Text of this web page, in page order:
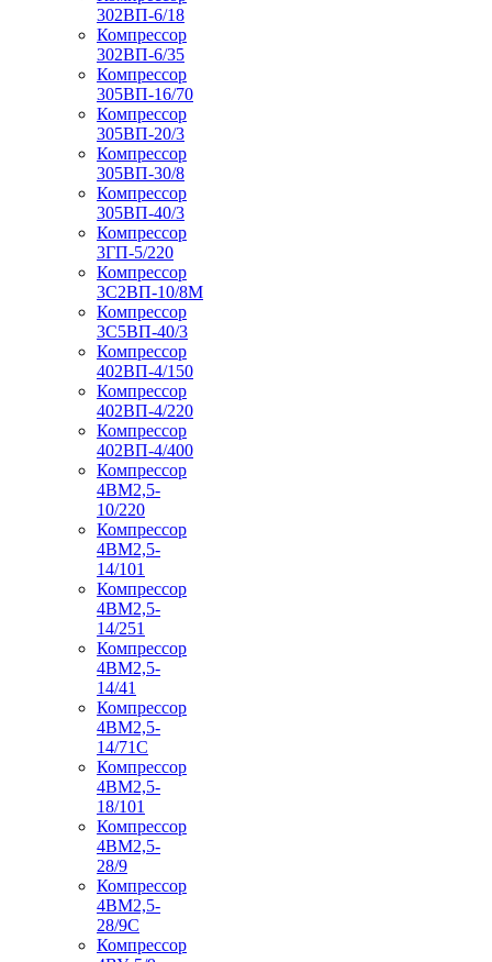
302ВП-6/18
Компрессор
302ВП-6/35
Компрессор
305ВП-16/70
Компрессор
305ВП-20/3
Компрессор
305ВП-30/8
Компрессор
305ВП-40/3
Компрессор
3ГП-5/220
Компрессор
3С2ВП-10/8М
Компрессор
3С5ВП-40/3
Компрессор
402ВП-4/150
Компрессор
402ВП-4/220
Компрессор
402ВП-4/400
Компрессор
4ВМ2,5-
10/220
Компрессор
4ВМ2,5-
14/101
Компрессор
4ВМ2,5-
14/251
Компрессор
4ВМ2,5-
14/41
Компрессор
4ВМ2,5-
14/71C
Компрессор
4ВМ2,5-
18/101
Компрессор
4ВМ2,5-
28/9
Компрессор
4ВМ2,5-
28/9С
Компрессор